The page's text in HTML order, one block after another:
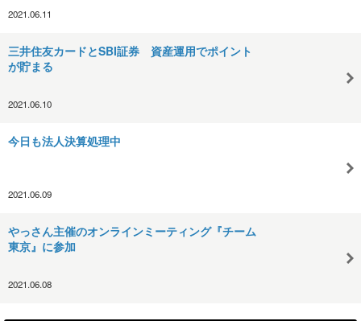
2021.06.11
三井住友カードとSBI証券 資産運用でポイント
が貯まる
2021.06.10
今日も法人決算処理中
2021.06.09
やっさん主催のオンラインミーティング『チーム
東京』に参加
2021.06.08